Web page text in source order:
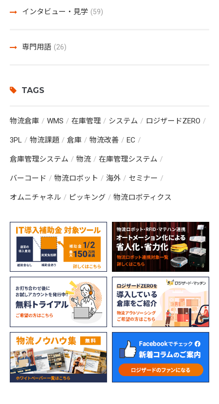
インタビュー・見学 (59)
専門用語 (26)
TAGS
物流倉庫 WMS 在庫管理 システム ロジザードZERO
3PL 物流課題 倉庫 物流改善 EC
倉庫管理システム 物流 在庫管理システム
バーコード 物流ロボット 海外 セミナー
オムニチャネル ピッキング 物流ロボティクス